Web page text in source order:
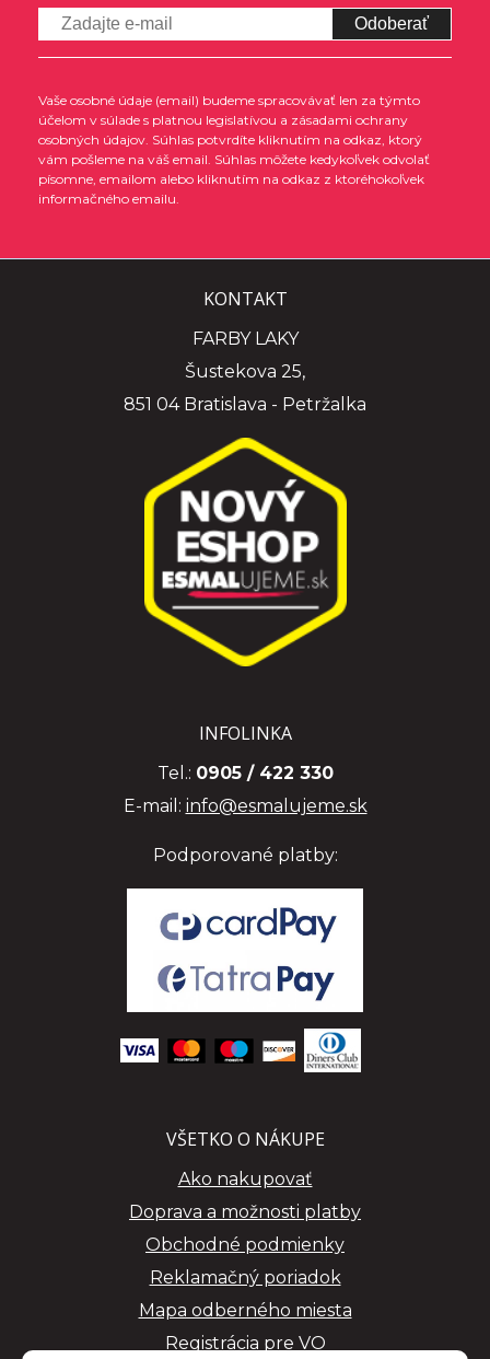
Odoberať
Vaše osobné údaje (email) budeme spracovávať len za týmto
účelom v súlade s platnou legislatívou a zásadami ochrany
osobných údajov. Súhlas potvrdíte kliknutím na odkaz, ktorý
vám pošleme na váš email. Súhlas môžete kedykoľvek odvolať
písomne, emailom alebo kliknutím na odkaz z ktoréhokoľvek
informačného emailu.
KONTAKT
FARBY LAKY
Šustekova 25,
851 04 Bratislava - Petržalka
INFOLINKA
Tel.: 0905 / 422 330
E-mail: info@esmalujeme.sk
Podporované platby:
VŠETKO O NÁKUPE
Ako nakupovať
Doprava a možnosti platby
Obchodné podmienky
Reklamačný poriadok
Mapa odberného miesta
Registrácia pre VO